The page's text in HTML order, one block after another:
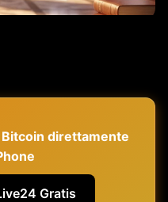
Bitcoin direttamente
Gratis